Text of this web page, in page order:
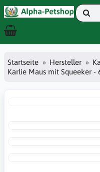
Startseite Hersteller
Karlie Maus mit Squeeker -